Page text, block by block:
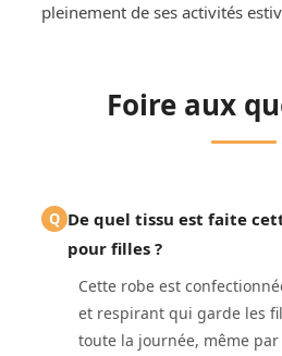
pleinement de ses activités
Foire aux
Q De quel tissu est faite
pour filles ?
Cette robe est
et respirant qui garde les
toute la journée, même